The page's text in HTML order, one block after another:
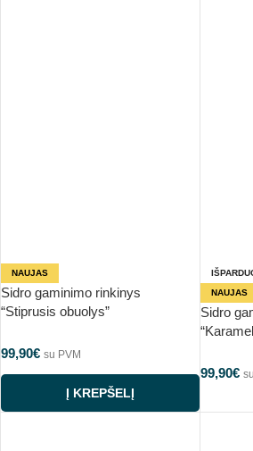
NAUJAS
Sidro gaminimo rinkinys
“Stiprusis obuolys”
99,90€ su PVM
Į KREPŠELĮ
NAUJAS
Sidro
99,90€